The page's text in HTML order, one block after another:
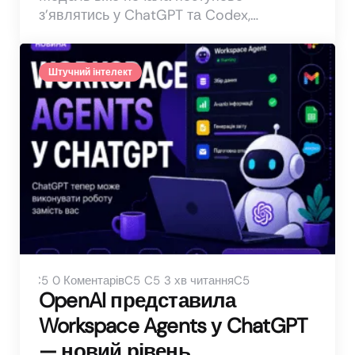
з’являтись у ChatGPT та Codex,…
Штучний інтелект
OpenAI представила
Workspace Agents у ChatGPT
0 Коментарів 3 хв читання